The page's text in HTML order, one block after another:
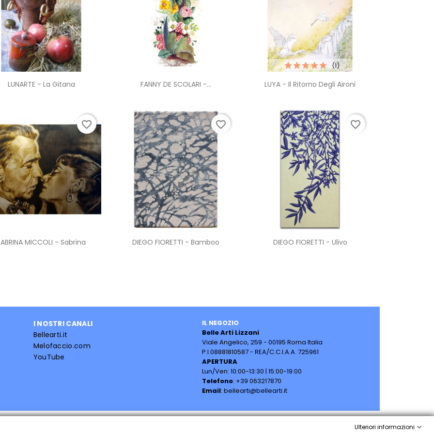
Anteprima
LUNARTE - La Gitana Anteprima
FANNY DE SCOLARI -... Anteprima
LUYA - Il Ritorno Degli Aironi
(1)
Anteprima
MICCOLI - Sabrina
favorite_border
Anteprima
DIEGO FIORETTI - Bamboo
favorite_border
 Anteprima
DIEGO FIORETTI - Ulivo
favorite_border
I NOSTRI CANALI
Bellearti.it
Melofaccio.com
YouTube
IL NEGOZIO
Belle Arti Lizzani
Viale Angelico, 259 -00195 Roma Italia
P.I.08881810587 -REA/C.C.I.A.A. 725961
APERTURA
Lun/Ven: 10:00-13:30 | 15:00-19:00
Telefono: +39 063217870
Email: bellearti@bellearti.it
Ulteriori informazioni